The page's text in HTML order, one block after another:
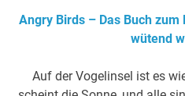
Angry Birds – Das Buch
wütend
Auf der Vogelinsel ist es